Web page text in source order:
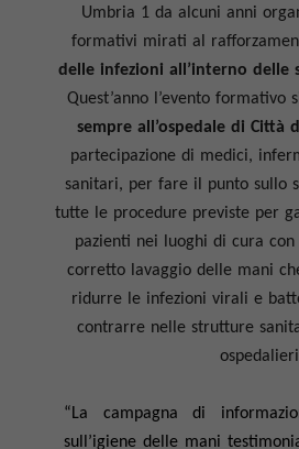
Umbria 1 da alcuni anni
formativi mirati al
delle infezioni all’interno delle
Quest’anno l’evento formativo
sempre all’ospedale di Città
partecipazione di medici,
sanitari, per fare il punto sullo
tutte le procedure previste per
pazienti nei luoghi di cura
corretto lavaggio delle mani
ridurre le infezioni virali e
contrarre nelle strutture
“La campagna di
sull’igiene delle mani